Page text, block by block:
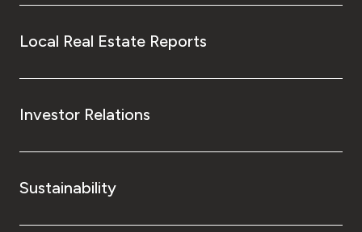
Local Real Estate Reports
Investor Relations
Sustainability